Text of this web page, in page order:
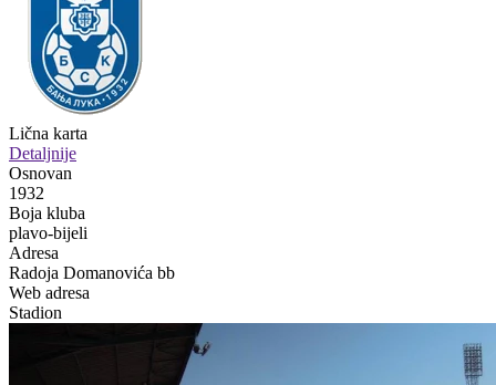
Lična karta
Detaljnije
Osnovan
1932
Boja kluba
plavo-bijeli
Adresa
Radoja Domanovića bb
Web adresa
Stadion